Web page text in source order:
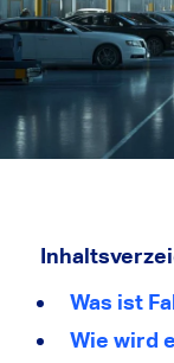
Was ist
Wie wird